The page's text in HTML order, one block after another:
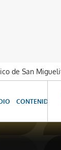
de San
CONTENIDOS